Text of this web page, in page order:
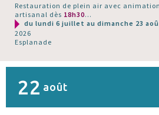
Restauration de plein air avec
artisanal dès 18h30...
du lundi 6 juillet au dimanche 23
2026
Esplanade
22 août